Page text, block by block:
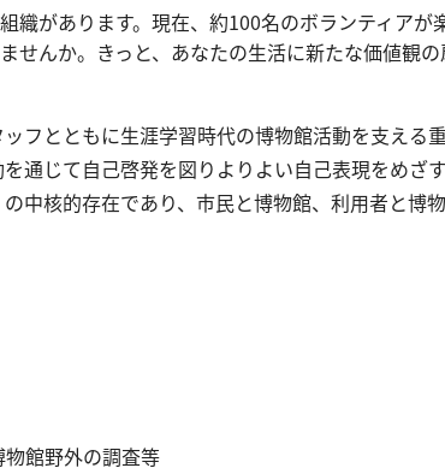
織があります。現在、約100名のボランティアが
せんか。きっと、あなたの生活に新たな価値観の
フとともに生涯学習時代の博物館活動を支える重
通じて自己啓発を図りよりよい自己表現をめざ
中核的存在であり、市民と博物館、利用者と博
館野外の調査等